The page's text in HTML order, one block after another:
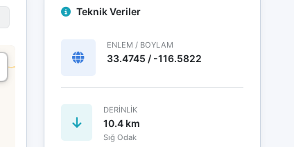
Teknik Veriler
ENLEM / BOYLAM
33.4745 / -116.5822
DERINLIK
10.4 km
Sığ Odak